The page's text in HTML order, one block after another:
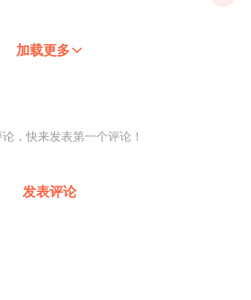
加载更多
，快来发表第一个评论！
发表评论